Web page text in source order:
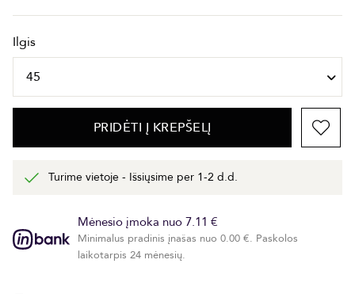
Ilgis
PRIDĖTI Į KREPŠELĮ
Turime vietoje - Išsiųsime per 1-2 d.d.
Mėnesio įmoka nuo 7.11 €
Minimalus pradinis įnašas nuo 0.00 €. Paskolos
laikotarpis 24 mėnesių.